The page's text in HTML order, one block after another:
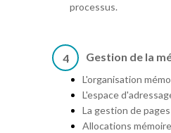
processus.
4 Gestion de la
L'organisation
L'espace
La gestion de
Allocations